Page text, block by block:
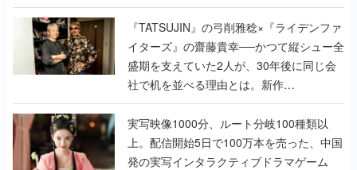
で作り込まれた理由を両ディレクターに聞
く
『TATSUJIN』の弓削雅稔×『ライデンファ
イターズ』の齋藤貴幸──かつて縦シュー全
盛期を支えていた2人が、30年後に同じ会
社で机を並べる理由とは。新作
『TATSUJIN EXTREME』で初タッグを組
んだレジェンド2人に訊く開発秘話
実写映像1000分、ルート分岐100種類以
上。配信開始5日で100万本を売った、中国
発の実写インタラクティブドラマゲーム